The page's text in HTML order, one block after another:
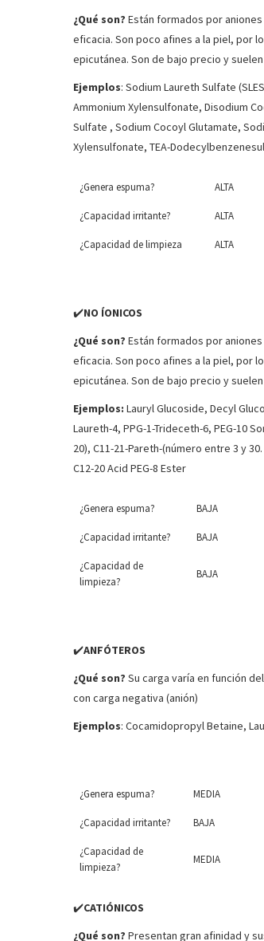
¿Qué son? Están formados por
eficacia. Son poco afines a la piel, por
epicutánea. Son de bajo precio y
Ejemplos: Sodium Laureth Sulfate
Ammonium Xylensulfonate, Disodium
Sulfate , Sodium Cocoyl Glutamate,
Xylensulfonate, TEA-
¿Genera espuma? ALTA
¿Capacidad irritante? ALTA
¿Capacidad de limpieza ALTA
✔️NO ÍONICOS
¿Qué son? Están formados por
eficacia. Son poco afines a la piel, por
epicutánea. Son de bajo precio y
Ejemplos: Lauryl Glucoside, Decyl
Laureth-4, PPG-1-Trideceth-6, PEG-10
20), C11-21-Pareth-(número entre 3 y
C12-20 Acid PEG-8 Ester
¿Genera espuma? BAJA
¿Capacidad irritante? BAJA
¿Capacidad de
limpieza?
BAJA
✔️ANFÓTEROS
¿Qué son? Su carga varía en función
con carga negativa (anión)
Ejemplos: Cocamidopropyl Betaine,
¿Genera espuma? MEDIA
¿Capacidad irritante? BAJA
¿Capacidad de
limpieza?
MEDIA
✔️CATIÓNICOS
¿Qué son? Presentan gran afinidad y